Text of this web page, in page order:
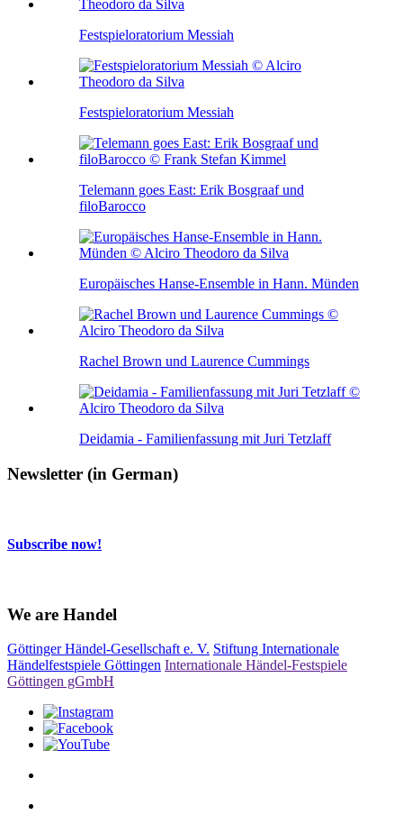
Festspieloratorium Messiah
Festspieloratorium Messiah
Telemann goes East: Erik Bosgraaf und
filoBarocco
Europäisches Hanse-Ensemble in Hann. Münden
Rachel Brown und Laurence Cummings
Deidamia - Familienfassung mit Juri Tetzlaff
Newsletter (in German)
Subscribe now!
We are Handel
Göttinger Händel-Gesellschaft e. V. Stiftung Internationale
Händelfestspiele Göttingen Internationale Händel-Festspiele
Göttingen gGmbH